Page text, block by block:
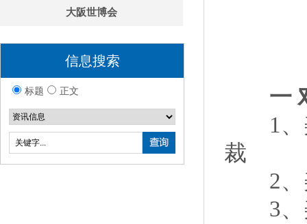
大阪世博会
信息搜索
标题 正文
一 对
1、美
裁
2、美
3、美